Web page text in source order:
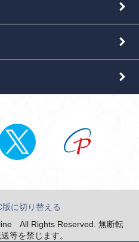
版に切り替える
All Rights Reserved. 無断転
等を禁じます。